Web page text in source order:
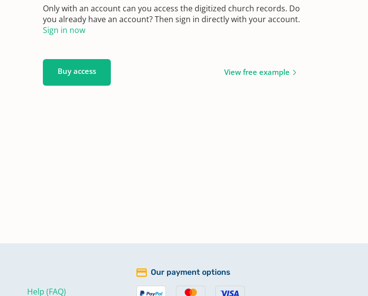
Only with an account can you access the digitized church records. Do
you already have an account? Then sign in directly with your account.
Sign in now
Buy access View free example
Help (FAQ)
Our payment options